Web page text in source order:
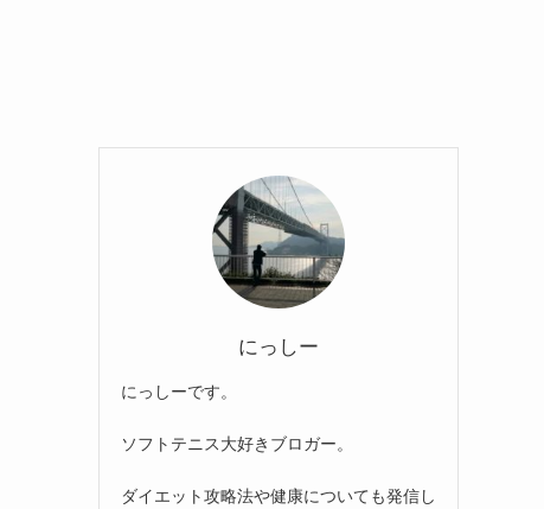
にっしー
にっしーです。
ソフトテニス大好きブロガー。
ダイエット攻略法や健康についても発信し